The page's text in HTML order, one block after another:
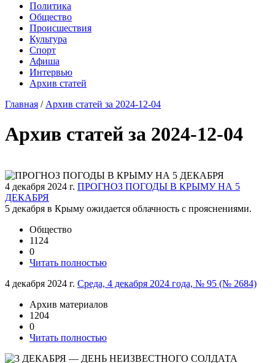
Политика
Общество
Проиcшествия
Культура
Спорт
Афиша
Интервью
Архив статей
Главная / Архив статей за 2024-12-04
Архив статей за 2024-12-04
4 декабря 2024 г. ПРОГНОЗ ПОГОДЫ В КРЫМУ НА 5
ДЕКАБРЯ
5 декабря в Крыму ожидается облачность с прояснениями.
Общество
1124
0
Читать полностью
4 декабря 2024 г. Среда, 4 декабря 2024 года, № 95 (№ 2684)
Архив материалов
1204
0
Читать полностью